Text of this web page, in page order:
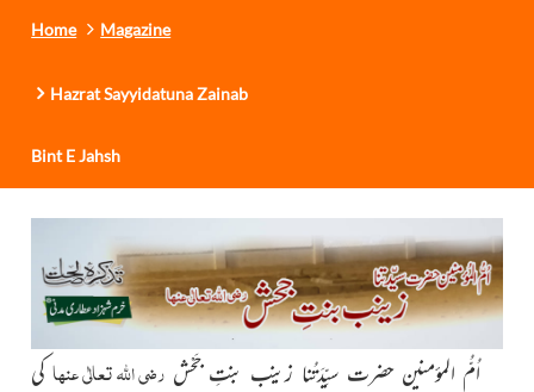
Home Magazine
Hazrat Sayyidatuna Zainab
Bint E Jahsh
اُمُّ المؤمنین حضرت سیِّدَتُنا زینب بنتِ جَحْش رضی اللہ تعالٰی عنہاکی